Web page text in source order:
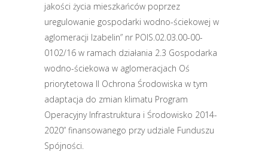
jakości życia mieszkańców poprzez
uregulowanie gospodarki wodno-ściekowej w
aglomeracji Izabelin” nr POIS.02.03.00-00-
0102/16 w ramach działania 2.3 Gospodarka
wodno-ściekowa w aglomeracjach Oś
priorytetowa II Ochrona Środowiska w tym
adaptacja do zmian klimatu Program
Operacyjny Infrastruktura i Środowisko 2014-
2020” finansowanego przy udziale Funduszu
Spójności.